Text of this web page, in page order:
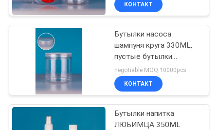
КОНТАКТ
Бутылки насоса
шампуня круга 330ML,
пустые бутылки
лосьона с насосом
negotiable MOQ:10000pcs
КОНТАКТ
Бутылки напитка
ЛЮБИМЦА 350ML